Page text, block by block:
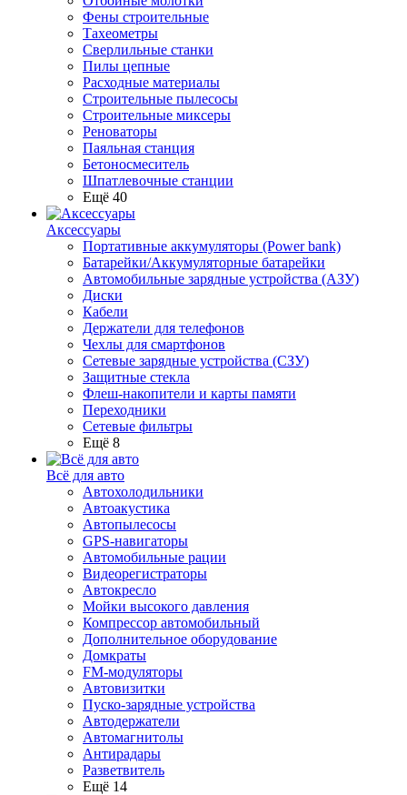
Фены строительные
Тахеометры
Сверлильные станки
Пилы цепные
Расходные материалы
Строительные пылесосы
Строительные миксеры
Реноваторы
Паяльная станция
Бетоносмеситель
Шпатлевочные станции
Ещё 40
Аксессуары
Портативные аккумуляторы (Power bank)
Батарейки/Аккумуляторные батарейки
Автомобильные зарядные устройства (АЗУ)
Диски
Кабели
Держатели для телефонов
Чехлы для смартфонов
Сетевые зарядные устройства (СЗУ)
Защитные стекла
Флеш-накопители и карты памяти
Переходники
Сетевые фильтры
Ещё 8
Всё для авто
Автохолодильники
Автоакустика
Автопылесосы
GPS-навигаторы
Автомобильные рации
Видеорегистраторы
Автокресло
Мойки высокого давления
Компрессор автомобильный
Дополнительное оборудование
Домкраты
FM-модуляторы
Автовизитки
Пуско-зарядные устройства
Автодержатели
Автомагнитолы
Антирадары
Разветвитель
Ещё 14